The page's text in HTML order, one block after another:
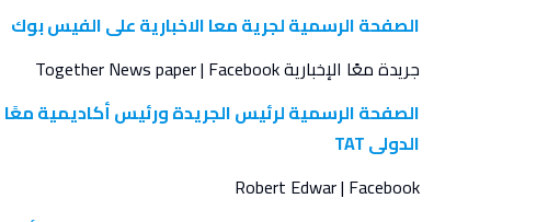
الصفحة الرسمية لجرية معا الاخبارية على الفيس بوك
جريدة معًا الإخبارية Together News paper |Facebook
الدولى TAT
Robert Edwar | Facebook